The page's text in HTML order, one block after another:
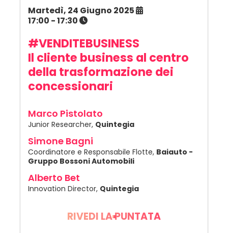
Martedì, 24 Giugno 2025
17:00 - 17:30
#VENDITEBUSINESS
Il cliente business al centro
della trasformazione dei
concessionari
Marco Pistolato
Junior Researcher, Quintegia
Simone Bagni
Coordinatore e Responsabile Flotte, Baiauto -
Gruppo Bossoni Automobili
Alberto Bet
Innovation Director, Quintegia
RIVEDI LA PUNTATA